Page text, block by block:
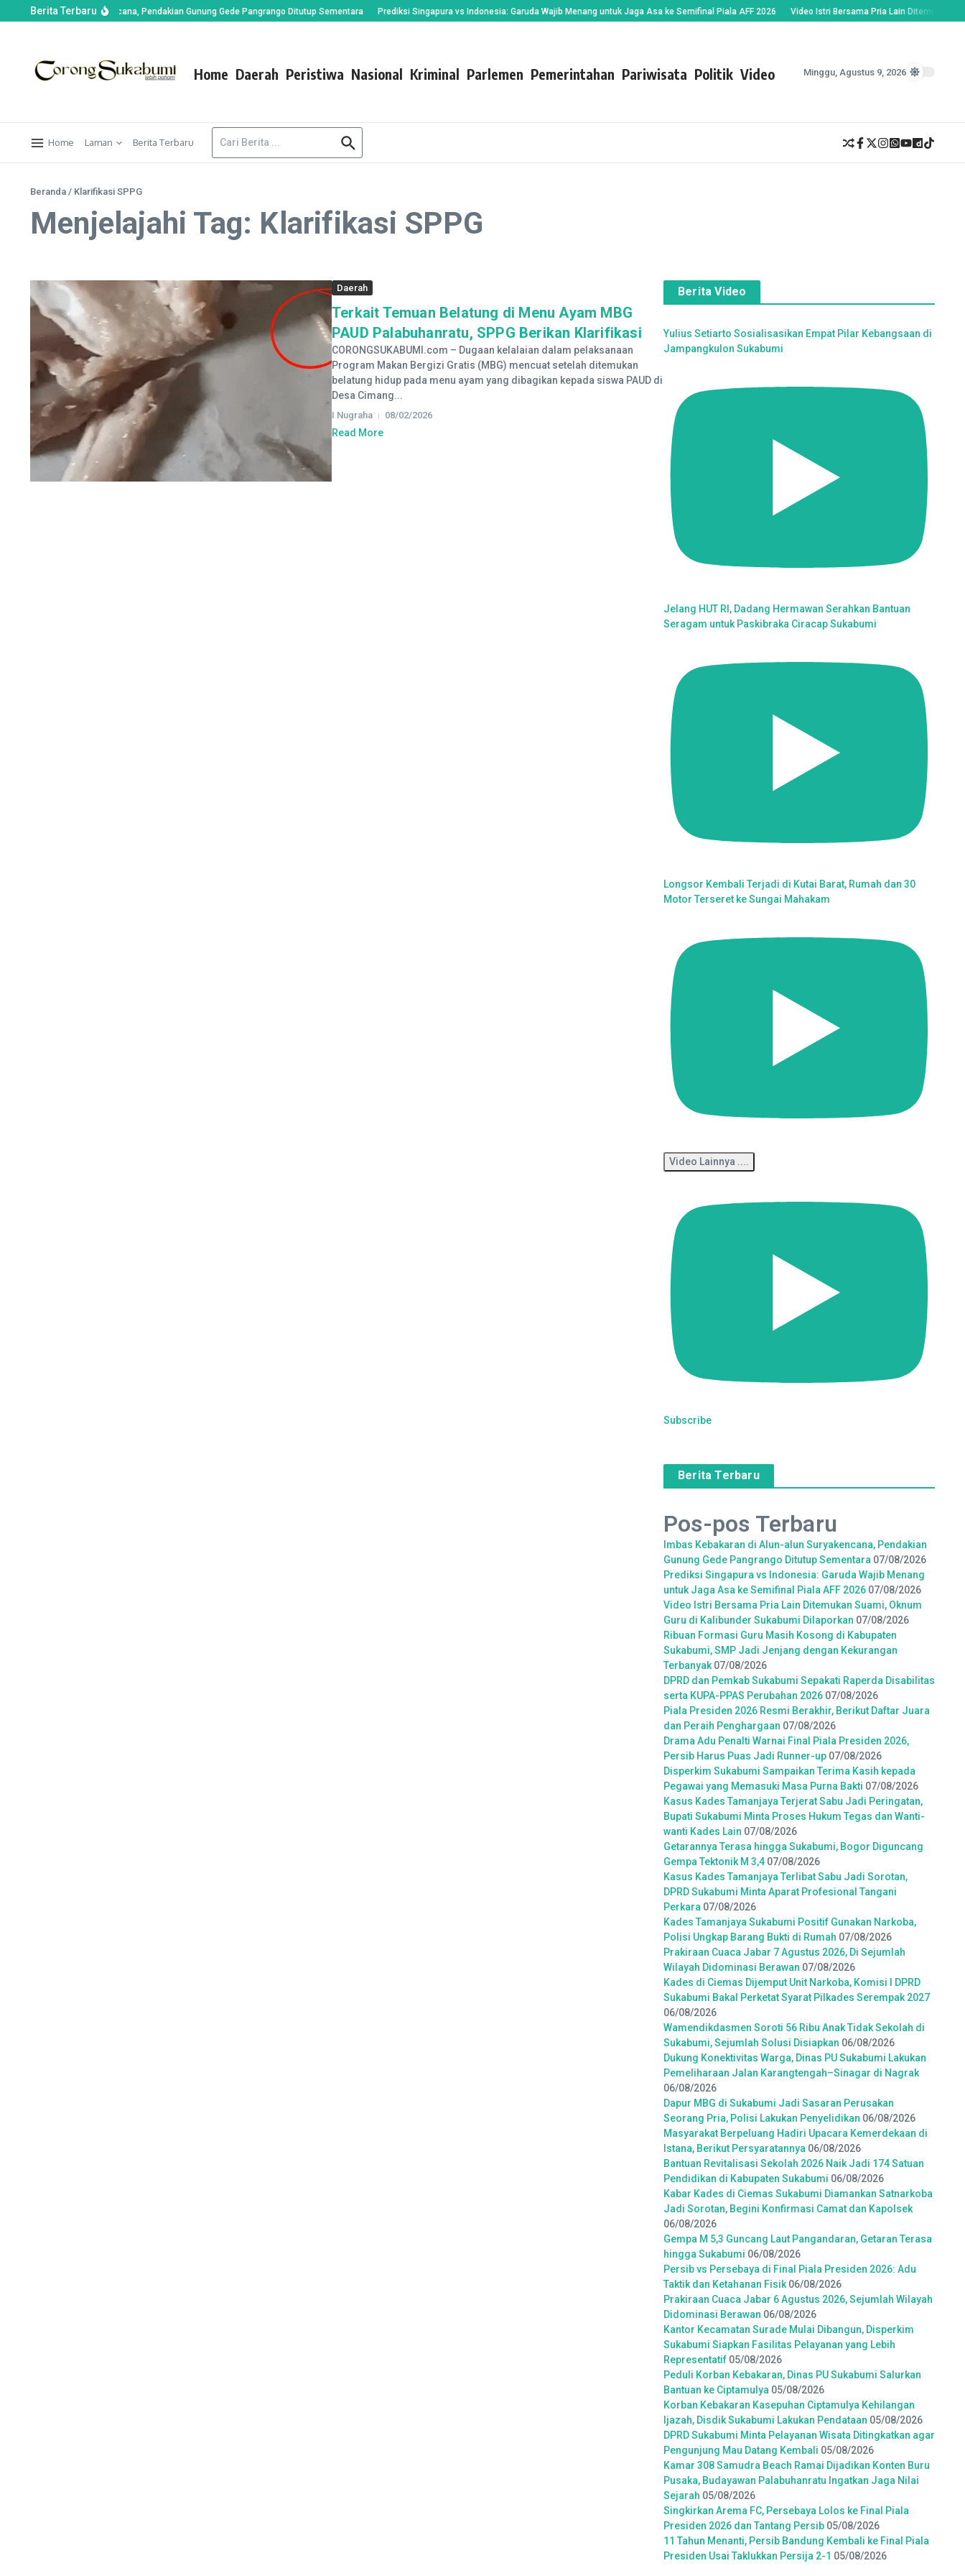
Berita Terbaru
di Alun-alun Suryakencana, Pendakian Gunung Gede Pangrango Ditutup Sementara Prediksi Singapura vs Indonesia: Garuda Wajib Menang untuk Jaga Asa ke Semifinal Piala AFF 2026 Video Istri Bersama Pria Lain Ditemukan Suami,
Home Daerah Peristiwa Nasional Kriminal Parlemen Pemerintahan Pariwisata Politik Video Minggu, Agustus 9, 2026
Home Laman Berita Terbaru
Beranda / Klarifikasi SPPG
Menjelajahi Tag: Klarifikasi SPPG
Daerah
Terkait Temuan Belatung di Menu Ayam MBG
PAUD Palabuhanratu, SPPG Berikan Klarifikasi
CORONGSUKABUMI.com – Dugaan kelalaian dalam pelaksanaan
Program Makan Bergizi Gratis (MBG) mencuat setelah ditemukan
belatung hidup pada menu ayam yang dibagikan kepada siswa PAUD di
Desa Cimang...
I Nugraha 08/02/2026
Read More
Berita Video
Yulius Setiarto Sosialisasikan Empat Pilar Kebangsaan di
Jampangkulon Sukabumi
Jelang HUT RI, Dadang Hermawan Serahkan Bantuan
Seragam untuk Paskibraka Ciracap Sukabumi
Longsor Kembali Terjadi di Kutai Barat, Rumah dan 30
Motor Terseret ke Sungai Mahakam
Video Lainnya ....
Subscribe
Berita Terbaru
Pos-pos Terbaru
Imbas Kebakaran di Alun-alun Suryakencana, Pendakian
Gunung Gede Pangrango Ditutup Sementara 07/08/2026
Prediksi Singapura vs Indonesia: Garuda Wajib Menang
untuk Jaga Asa ke Semifinal Piala AFF 2026 07/08/2026
Video Istri Bersama Pria Lain Ditemukan Suami, Oknum
Guru di Kalibunder Sukabumi Dilaporkan 07/08/2026
Ribuan Formasi Guru Masih Kosong di Kabupaten
Sukabumi, SMP Jadi Jenjang dengan Kekurangan
Terbanyak 07/08/2026
DPRD dan Pemkab Sukabumi Sepakati Raperda Disabilitas
serta KUPA-PPAS Perubahan 2026 07/08/2026
Piala Presiden 2026 Resmi Berakhir, Berikut Daftar Juara
dan Peraih Penghargaan 07/08/2026
Drama Adu Penalti Warnai Final Piala Presiden 2026,
Persib Harus Puas Jadi Runner-up 07/08/2026
Disperkim Sukabumi Sampaikan Terima Kasih kepada
Pegawai yang Memasuki Masa Purna Bakti 07/08/2026
Kasus Kades Tamanjaya Terjerat Sabu Jadi Peringatan,
Bupati Sukabumi Minta Proses Hukum Tegas dan Wanti-
wanti Kades Lain 07/08/2026
Getarannya Terasa hingga Sukabumi, Bogor Diguncang
Gempa Tektonik M 3,4 07/08/2026
Kasus Kades Tamanjaya Terlibat Sabu Jadi Sorotan,
DPRD Sukabumi Minta Aparat Profesional Tangani
Perkara 07/08/2026
Kades Tamanjaya Sukabumi Positif Gunakan Narkoba,
Polisi Ungkap Barang Bukti di Rumah 07/08/2026
Prakiraan Cuaca Jabar 7 Agustus 2026, Di Sejumlah
Wilayah Didominasi Berawan 07/08/2026
Kades di Ciemas Dijemput Unit Narkoba, Komisi I DPRD
Sukabumi Bakal Perketat Syarat Pilkades Serempak 2027
06/08/2026
Wamendikdasmen Soroti 56 Ribu Anak Tidak Sekolah di
Sukabumi, Sejumlah Solusi Disiapkan 06/08/2026
Dukung Konektivitas Warga, Dinas PU Sukabumi Lakukan
Pemeliharaan Jalan Karangtengah–Sinagar di Nagrak
06/08/2026
Dapur MBG di Sukabumi Jadi Sasaran Perusakan
Seorang Pria, Polisi Lakukan Penyelidikan 06/08/2026
Masyarakat Berpeluang Hadiri Upacara Kemerdekaan di
Istana, Berikut Persyaratannya 06/08/2026
Bantuan Revitalisasi Sekolah 2026 Naik Jadi 174 Satuan
Pendidikan di Kabupaten Sukabumi 06/08/2026
Kabar Kades di Ciemas Sukabumi Diamankan Satnarkoba
Jadi Sorotan, Begini Konfirmasi Camat dan Kapolsek
06/08/2026
Gempa M 5,3 Guncang Laut Pangandaran, Getaran Terasa
hingga Sukabumi 06/08/2026
Persib vs Persebaya di Final Piala Presiden 2026: Adu
Taktik dan Ketahanan Fisik 06/08/2026
Prakiraan Cuaca Jabar 6 Agustus 2026, Sejumlah Wilayah
Didominasi Berawan 06/08/2026
Kantor Kecamatan Surade Mulai Dibangun, Disperkim
Sukabumi Siapkan Fasilitas Pelayanan yang Lebih
Representatif 05/08/2026
Peduli Korban Kebakaran, Dinas PU Sukabumi Salurkan
Bantuan ke Ciptamulya 05/08/2026
Korban Kebakaran Kasepuhan Ciptamulya Kehilangan
Ijazah, Disdik Sukabumi Lakukan Pendataan 05/08/2026
DPRD Sukabumi Minta Pelayanan Wisata Ditingkatkan agar
Pengunjung Mau Datang Kembali 05/08/2026
Kamar 308 Samudra Beach Ramai Dijadikan Konten Buru
Pusaka, Budayawan Palabuhanratu Ingatkan Jaga Nilai
Sejarah 05/08/2026
Singkirkan Arema FC, Persebaya Lolos ke Final Piala
Presiden 2026 dan Tantang Persib 05/08/2026
11 Tahun Menanti, Persib Bandung Kembali ke Final Piala
Presiden Usai Taklukkan Persija 2-1 05/08/2026